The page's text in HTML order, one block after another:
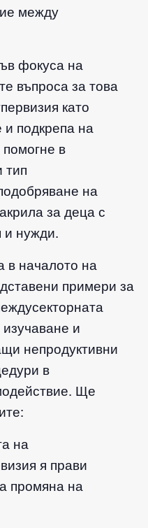
между
фокуса на
въпроса за това
като
и подкрепа на
в
тип
на
за деца с
и нужди.
в началото на
примери за
и
непродуктивни
в
Ще
на
я прави
промяна на